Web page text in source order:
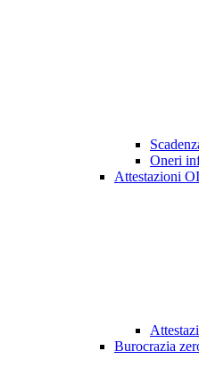
Oneri
Attestazioni
Burocrazia